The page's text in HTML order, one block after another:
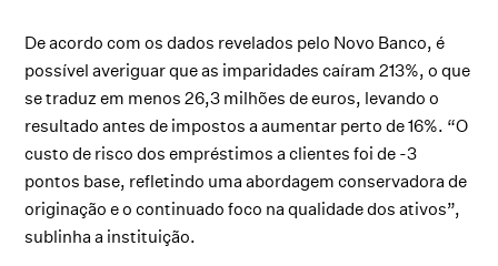
De acordo com os dados revelados pelo Novo Banco, é
possível averiguar que as imparidades caíram 213%, o que
se traduz em menos 26,3 milhões de euros, levando o
resultado antes de impostos a aumentar perto de 16%. “O
custo de risco dos empréstimos a clientes foi de -3
pontos base, refletindo uma abordagem conservadora de
originação e o continuado foco na qualidade dos ativos”,
sublinha a instituição.